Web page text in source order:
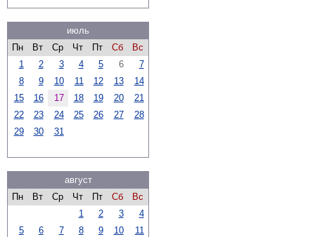
июль
Пн
Вт Ср Чт Пт Сб
Вс
1
2 3 4 5 6
7
8
9 10 11 12 13
14
15
16 17 18 19 20
21
22
23 24 25 26 27
28
29
30 31
август
Пн
Вт Ср Чт Пт Сб
Вс
1
2 3
4
5
6 7 8 9 10
11